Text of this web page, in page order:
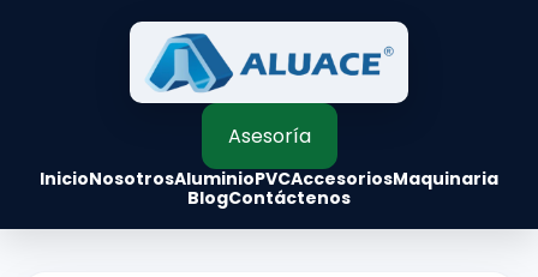
InicioNosotrosAluminioPVCAccesoriosMaquinaria
BlogContáctenos
Asesoría